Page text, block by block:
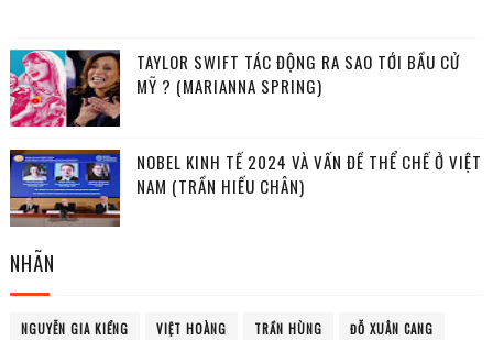
TAYLOR SWIFT TÁC ĐỘNG RA SAO TỚI BẦU CỬ
MỸ ? (MARIANNA SPRING)
NOBEL KINH TẾ 2024 VÀ VẤN ĐỀ THỂ CHẾ Ở VIỆT
NAM (TRẦN HIẾU CHÂN)
NHÃN
NGUYỄN GIA KIỂNG VIỆT HOÀNG TRẦN HÙNG ĐỖ XUÂN CANG